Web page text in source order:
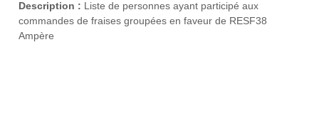
Description : Liste de personnes ayant participé aux
commandes de fraises groupées en faveur de RESF38
Ampère